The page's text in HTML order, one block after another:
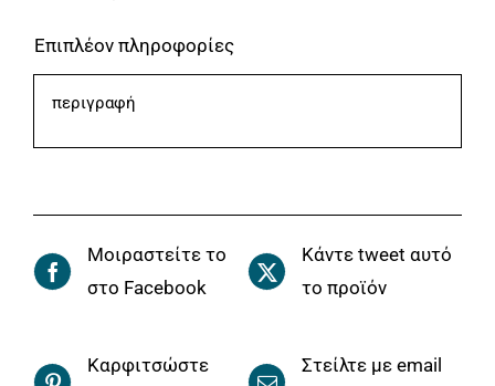
Επιπλέον πληροφορίες
περιγραφή
Μοιραστείτε το
στο Facebook
Κάντε tweet αυτό
το προϊόν
Καρφιτσώστε
Στείλτε με email